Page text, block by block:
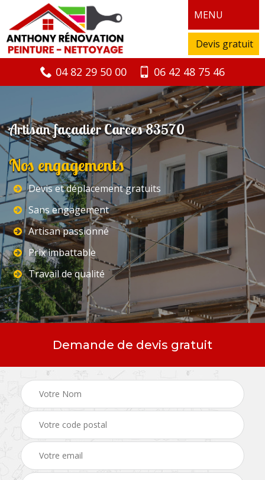
MENU
Devis gratuit
04 82 29 50 00 06 42 48 75 46
Artisan façadier Carces 83570
Nos engagements
Devis et déplacement gratuits
Sans engagement
Artisan passionné
Prix imbattable
Travail de qualité
Demande de devis gratuit